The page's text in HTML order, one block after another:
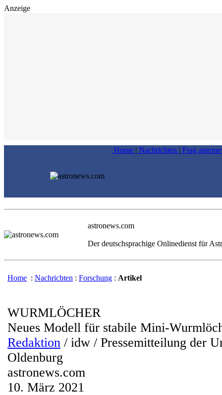
Anzeige
Home | Nachrichten | Frag
astronews.com
Der deutschsprachige Onlinedienst für
Home : Nachrichten : Forschung : Artikel
WURMLÖCHER
Neues Modell für stabile Mini-
Redaktion / idw / Pressemitteilung der
Oldenburg
astronews.com
10. März 2021